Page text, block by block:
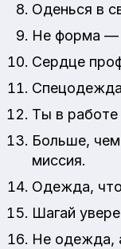
Оденься в
Не форма —
Сердце
Ты в
Больше,
миссия.
Одежда,
Шагай
Не одежда,